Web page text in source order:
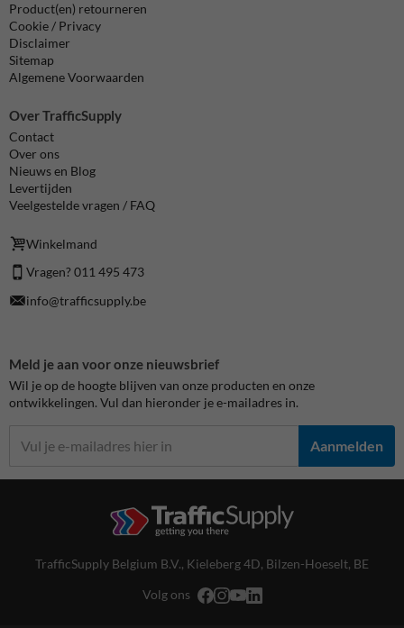
Product(en) retourneren
Cookie / Privacy
Disclaimer
Sitemap
Algemene Voorwaarden
Over TrafficSupply
Contact
Over ons
Nieuws en Blog
Levertijden
Veelgestelde vragen / FAQ
Winkelmand
Vragen? 011 495 473
info@trafficsupply.be
Meld je aan voor onze nieuwsbrief
Wil je op de hoogte blijven van onze producten en onze
ontwikkelingen. Vul dan hieronder je e-mailadres in.
Aanmelden
TrafficSupply Belgium B.V., Kieleberg 4D, Bilzen-Hoeselt, BE
Volg ons